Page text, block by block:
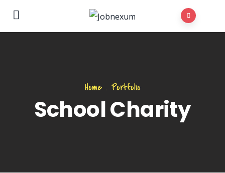
Home. Portfolio
School Charity